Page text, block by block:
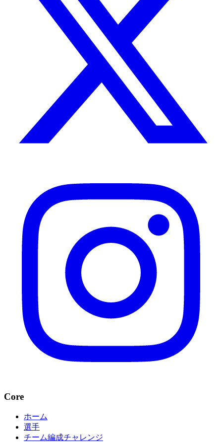
Core
ホーム
選手
チーム編成チャレンジ